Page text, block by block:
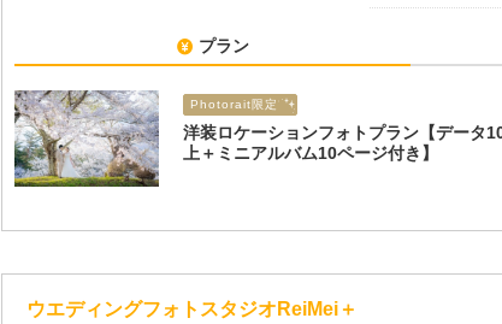
プラン
Photorait限定
洋装ロケーションフォトプラン【データ
上＋ミニアルバム10ページ付き】
ウエディングフォトスタジオReiMei＋